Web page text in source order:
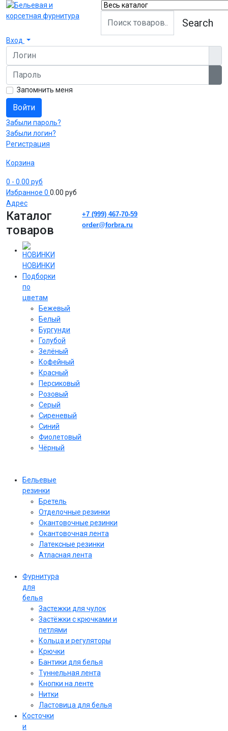
Search
Вход
Логин
Пароль
Запомнить меня
Войти
Забыли пароль?
Забыли логин?
Регистрация
Корзина
0 - 0.00 руб
Избранное 0 0.00 руб
Адрес
Каталог
товаров
НОВИНКИ
Подборки
по
цветам
Бежевый
Белый
Бургунди
Голубой
Зелёный
Кофейный
Красный
Персиковый
Розовый
Серый
Сиреневый
Cиний
Фиолетовый
Чёрный
Бельевые
резинки
Бретель
Отделочные резинки
Окантовочные резинки
Окантовочная лента
Латексные резинки
Атласная лента
Фурнитура
для
белья
Застежки для чулок
Застёжки с крючками и
петлями
Кольца и регуляторы
Крючки
Бантики для белья
Туннельная лента
Кнопки на ленте
Нитки
Ластовица для белья
Косточки
и
+7 (999) 467-70-59
order@forbra.ru